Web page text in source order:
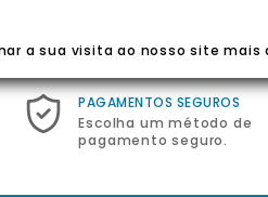
PAGAMENTOS SEGUROS
Escolha um método de
pagamento seguro.
a sua visita ao nosso site mais